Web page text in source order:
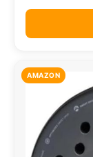
AMAZON